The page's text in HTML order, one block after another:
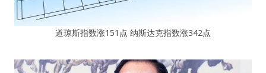
道琼斯指数涨151点 纳斯达克指数涨342点